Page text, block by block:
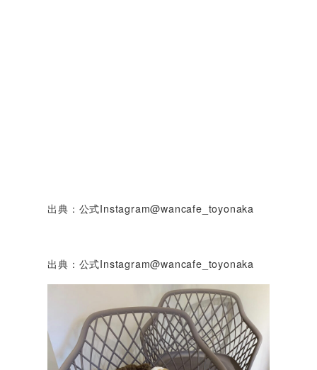
出典：公式Instagram@wancafe_toyonaka
出典：公式Instagram@wancafe_toyonaka